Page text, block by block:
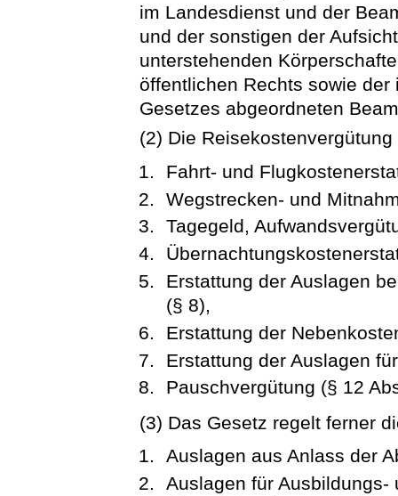
im Landesdienst und der
und der sonstigen der
unterstehenden
öffentlichen Rechts sowie
Gesetzes abgeordneten
(2) Die
Fahrt- und
Wegstrecken- und
Tagegeld,
Erstattung der Auslagen
(§ 8),
Erstattung der
Erstattung der Auslagen
Pauschvergütung (§ 12
(3) Das Gesetz regelt ferner
Auslagen aus Anlass der
Auslagen für